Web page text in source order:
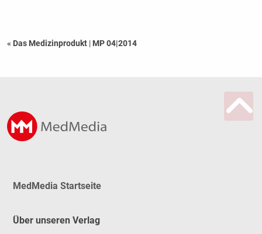
« Das Medizinprodukt | MP 04|2014
MedMedia Startseite
Über unseren Verlag